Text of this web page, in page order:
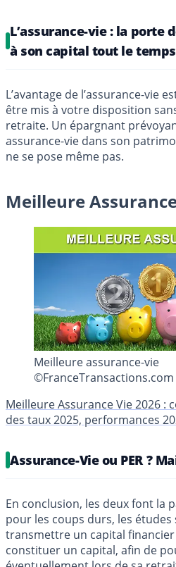
L’assurance-vie : la porte
à son capital tout le temps
L’avantage de l’assurance-vie
être mis à votre disposition
retraite. Un épargnant
assurance-vie dans son
ne se pose même pas.
Meilleure
Meilleure assurance-vie
Meilleure Assurance Vie 2026 :
des taux 2025, performances
Assurance-Vie ou PER ?
En conclusion, les deux font la
pour les coups durs, les
transmettre un capital
constituer un capital, afin de